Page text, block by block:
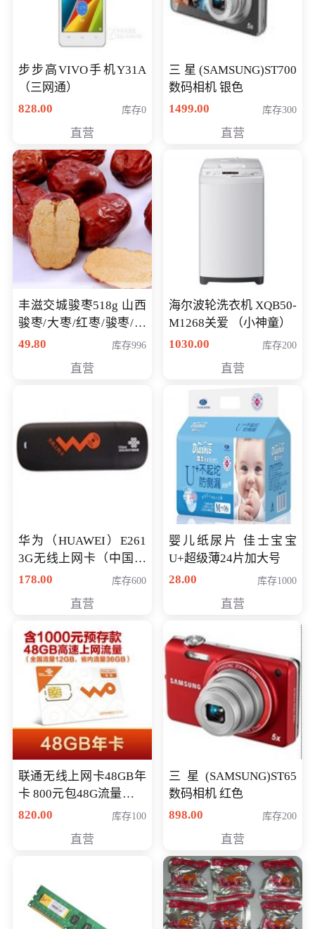
步步高VIVO手机Y31A
（三网通）
828.00
库存0
直营
三星(SAMSUNG)ST700
数码相机 银色
1499.00
库存300
直营
丰滋交城骏枣518g 山西
骏枣/大枣/红枣/骏枣/热
销千件/
49.80 库存996
直营
海尔波轮洗衣机 XQB50-
M1268关爱 （小神童）
1030.00
库存200
直营
华为（HUAWEI）E261
3G无线上网卡（中国联
通）
178.00 库存600
直营
婴儿纸尿片 佳士宝宝
U+超级薄24片加大号
28.00
库存1000
直营
联通无线上网卡48GB年
卡 800元包48G流量，其
中全国流量12G，省内
820.00 库存100
直营
三星(SAMSUNG)ST65
数码相机 红色
898.00
库存200
直营